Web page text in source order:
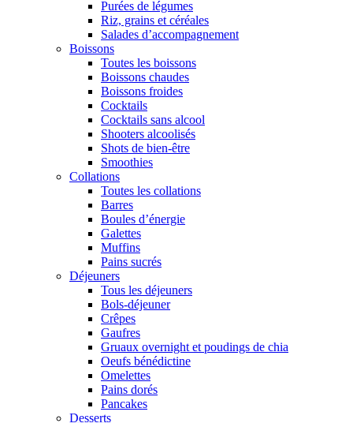
Purées de légumes
Riz, grains et céréales
Salades d’accompagnement
Boissons
Toutes les boissons
Boissons chaudes
Boissons froides
Cocktails
Cocktails sans alcool
Shooters alcoolisés
Shots de bien-être
Smoothies
Collations
Toutes les collations
Barres
Boules d’énergie
Galettes
Muffins
Pains sucrés
Déjeuners
Tous les déjeuners
Bols-déjeuner
Crêpes
Gaufres
Gruaux overnight et poudings de chia
Oeufs bénédictine
Omelettes
Pains dorés
Pancakes
Desserts